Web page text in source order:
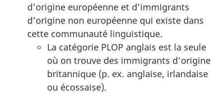
d’origine européenne et d’immigrants
d’origine non européenne qui existe dans
cette communauté linguistique.
La catégorie PLOP anglais est la seule
où on trouve des immigrants d’origine
britannique (p. ex. anglaise, irlandaise
ou écossaise).